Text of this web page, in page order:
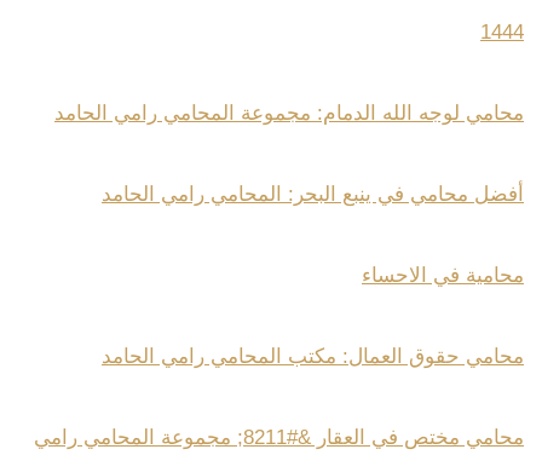
1444
محامي لوجه الله الدمام: مجموعة المحامي رامي الحامد
أفضل محامي في ينبع البحر: المحامي رامي الحامد
محامية في الاحساء
محامي حقوق العمال: مكتب المحامي رامي الحامد
محامي مختص في العقار &#8211; مجموعة المحامي رامي